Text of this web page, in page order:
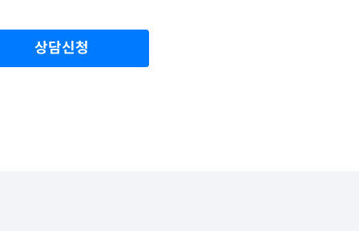
상담신청